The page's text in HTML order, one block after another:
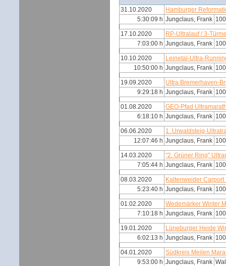
31.10.2020
Hamburger
5:30:09 h Jungclaus, Frank
17.10.2020
RP-Ultralauf / 3-
7:03:00 h Jungclaus, Frank
10.10.2020
Leinetal-Ultra-
10:50:00 h Jungclaus, Frank
19.09.2020
Ultra Bremerhaven-
9:29:18 h Jungclaus, Frank
01.08.2020
GEO-Pfad
6:18:10 h Jungclaus, Frank
06.06.2020
1. Urwaldsteig-
12:07:46 h Jungclaus, Frank
14.03.2020
"2. Grüner Ring"
7:05:44 h Jungclaus, Frank
08.03.2020
Kaltenweider
5:23:40 h Jungclaus, Frank
01.02.2020
Wedemärker Winter
7:10:18 h Jungclaus, Frank
19.01.2020
Lüneburger Heide
6:02:13 h Jungclaus, Frank
04.01.2020
Südkreis Meilen
9:53:00 h Jungclaus, Frank